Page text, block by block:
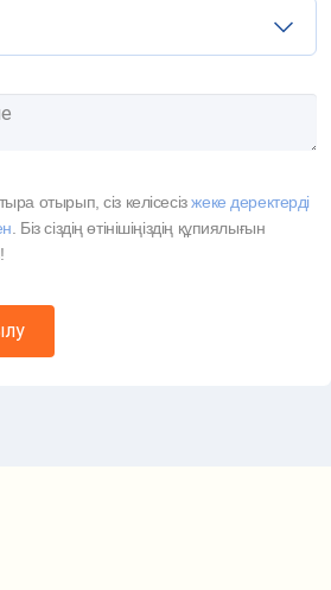
отырып, сіз келісесізжеке деректерді
. Біз сіздің өтінішіңіздің құпиялығын